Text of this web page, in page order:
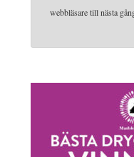
webbläsare till nästa